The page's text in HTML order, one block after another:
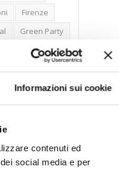
Informazioni sui cookie
contenuti ed
social media e per
Firenze
Green Party
Formali
Casa
Sommerso
Treviso